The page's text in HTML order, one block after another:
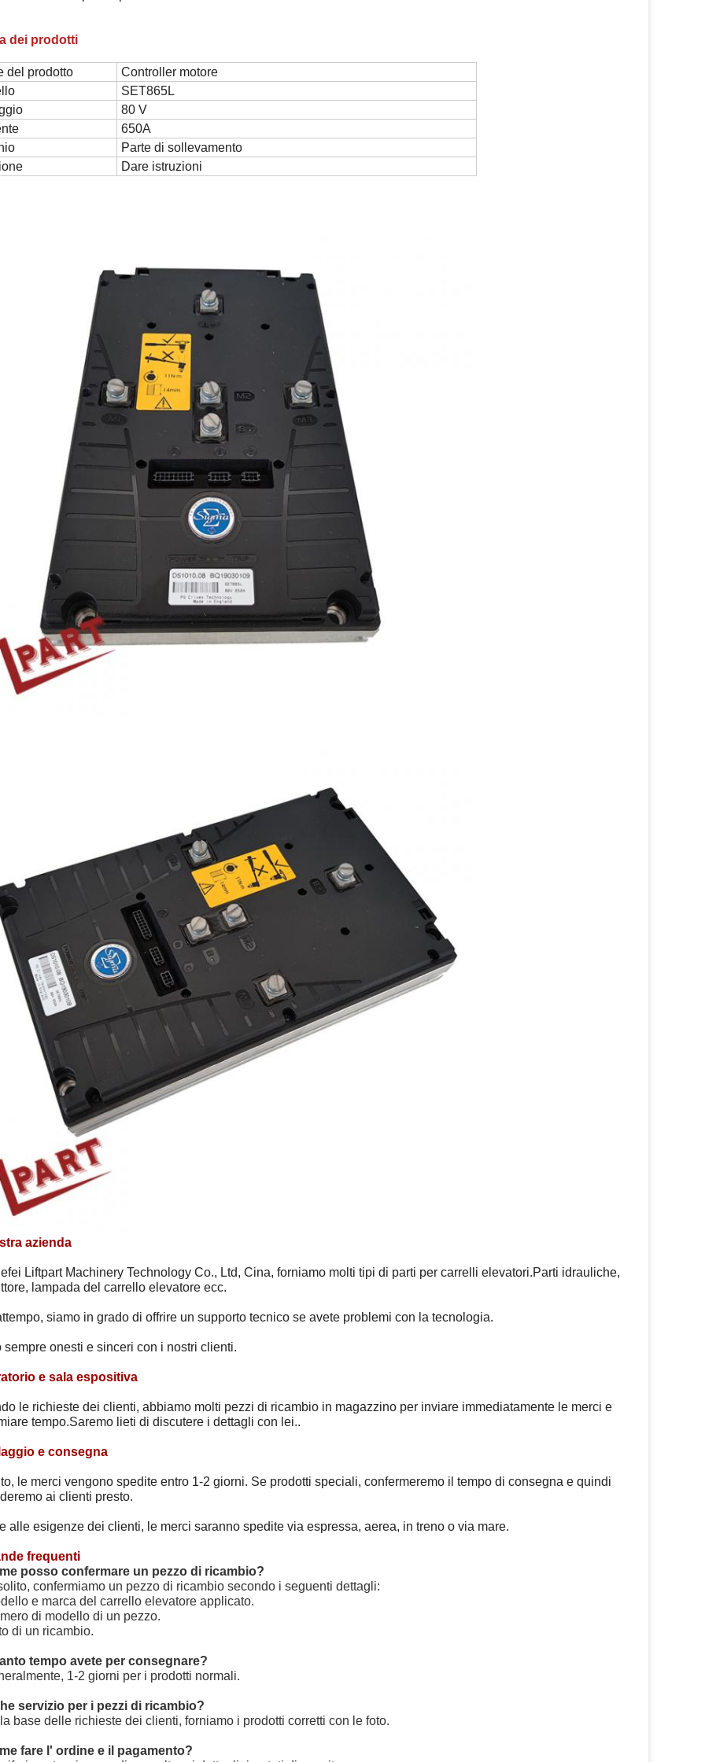
dei prodotti
del prodotto
Controller motore
SET865L
80 V
650A
Parte di sollevamento
Dare istruzioni
azienda
Liftpart Machinery Technology Co., Ltd, Cina, forniamo molti tipi di parti per carrelli elevatori.Parti idrauliche,
lampada del carrello elevatore ecc.
siamo in grado di offrire un supporto tecnico se avete problemi con la tecnologia.
sempre onesti e sinceri con i nostri clienti.
e sala espositiva
le richieste dei clienti, abbiamo molti pezzi di ricambio in magazzino per inviare immediatamente le merci e
tempo.Saremo lieti di discutere i dettagli con lei..
e consegna
le merci vengono spedite entro 1-2 giorni. Se prodotti speciali, confermeremo il tempo di consegna e quindi
ai clienti presto.
alle esigenze dei clienti, le merci saranno spedite via espressa, aerea, in treno o via mare.
frequenti
posso confermare un pezzo di ricambio?
confermiamo un pezzo di ricambio secondo i seguenti dettagli:
e marca del carrello elevatore applicato.
di modello di un pezzo.
di un ricambio.
tempo avete per consegnare?
1-2 giorni per i prodotti normali.
servizio per i pezzi di ricambio?
base delle richieste dei clienti, forniamo i prodotti corretti con le foto.
fare l' ordine e il pagamento?